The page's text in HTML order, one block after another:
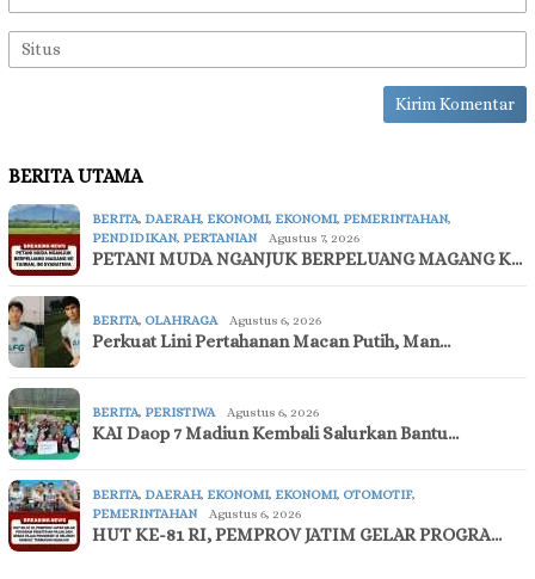
BERITA UTAMA
BERITA, DAERAH, EKONOMI, EKONOMI, PEMERINTAHAN,
PENDIDIKAN, PERTANIAN Agustus 7, 2026
PETANI MUDA NGANJUK BERPELUANG MAGANG K…
BERITA, OLAHRAGA Agustus 6, 2026
Perkuat Lini Pertahanan Macan Putih, Man…
BERITA, PERISTIWA Agustus 6, 2026
KAI Daop 7 Madiun Kembali Salurkan Bantu…
BERITA, DAERAH, EKONOMI, EKONOMI, OTOMOTIF,
PEMERINTAHAN
Agustus 6, 2026
HUT KE-81 RI, PEMPROV JATIM GELAR PROGRA…